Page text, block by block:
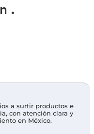
.
a surtir productos e
con atención clara y
en México.